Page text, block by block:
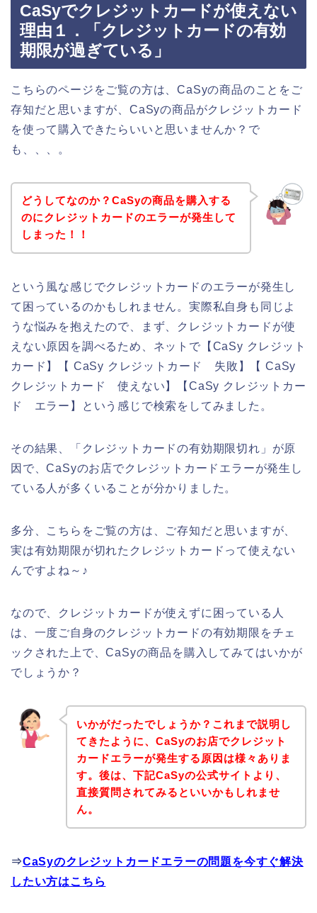
CaSyでクレジットカードが使えない
理由１．「クレジットカードの有効
期限が過ぎている」
こちらのページをご覧の方は、CaSyの商品のことをご
存知だと思いますが、CaSyの商品がクレジットカード
を使って購入できたらいいと思いませんか？で
も、、、。
どうしてなのか？CaSyの商品を購入する
のにクレジットカードのエラーが発生して
しまった！！
という風な感じでクレジットカードのエラーが発生し
て困っているのかもしれません。実際私自身も同じよ
うな悩みを抱えたので、まず、クレジットカードが使
えない原因を調べるため、ネットで【CaSy クレジット
カード】【 CaSy クレジットカード 失敗】【 CaSy
クレジットカード 使えない】【CaSy クレジットカー
ド エラー】という感じで検索をしてみました。
その結果、「クレジットカードの有効期限切れ」が原
因で、CaSyのお店でクレジットカードエラーが発生し
ている人が多くいることが分かりました。
多分、こちらをご覧の方は、ご存知だと思いますが、
実は有効期限が切れたクレジットカードって使えない
んですよね～♪
なので、クレジットカードが使えずに困っている人
は、一度ご自身のクレジットカードの有効期限をチェ
ックされた上で、CaSyの商品を購入してみてはいかが
でしょうか？
いかがだったでしょうか？これまで説明し
てきたように、CaSyのお店でクレジット
カードエラーが発生する原因は様々ありま
す。後は、下記CaSyの公式サイトより、
直接質問されてみるといいかもしれませ
ん。
⇒CaSyのクレジットカードエラーの問題を今すぐ解決
したい方はこちら